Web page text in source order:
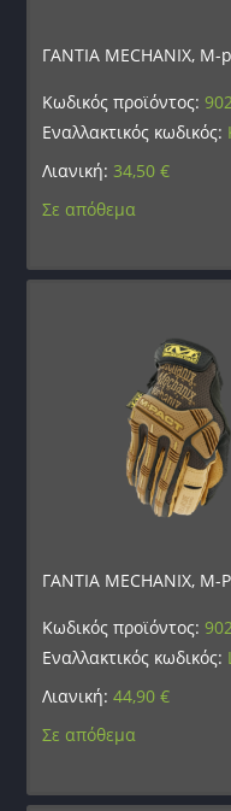
ΓΑΝΤΙΑ MECHANIX, M-
Κωδικός προϊόντος:
Εναλλακτικός κωδικός:
Λιανική: 34,50€
Σε απόθεμα
ΓΑΝΤΙΑ MECHANIX,
Κωδικός προϊόντος:
Εναλλακτικός κωδικός:
Λιανική:44,90€
Σε απόθεμα